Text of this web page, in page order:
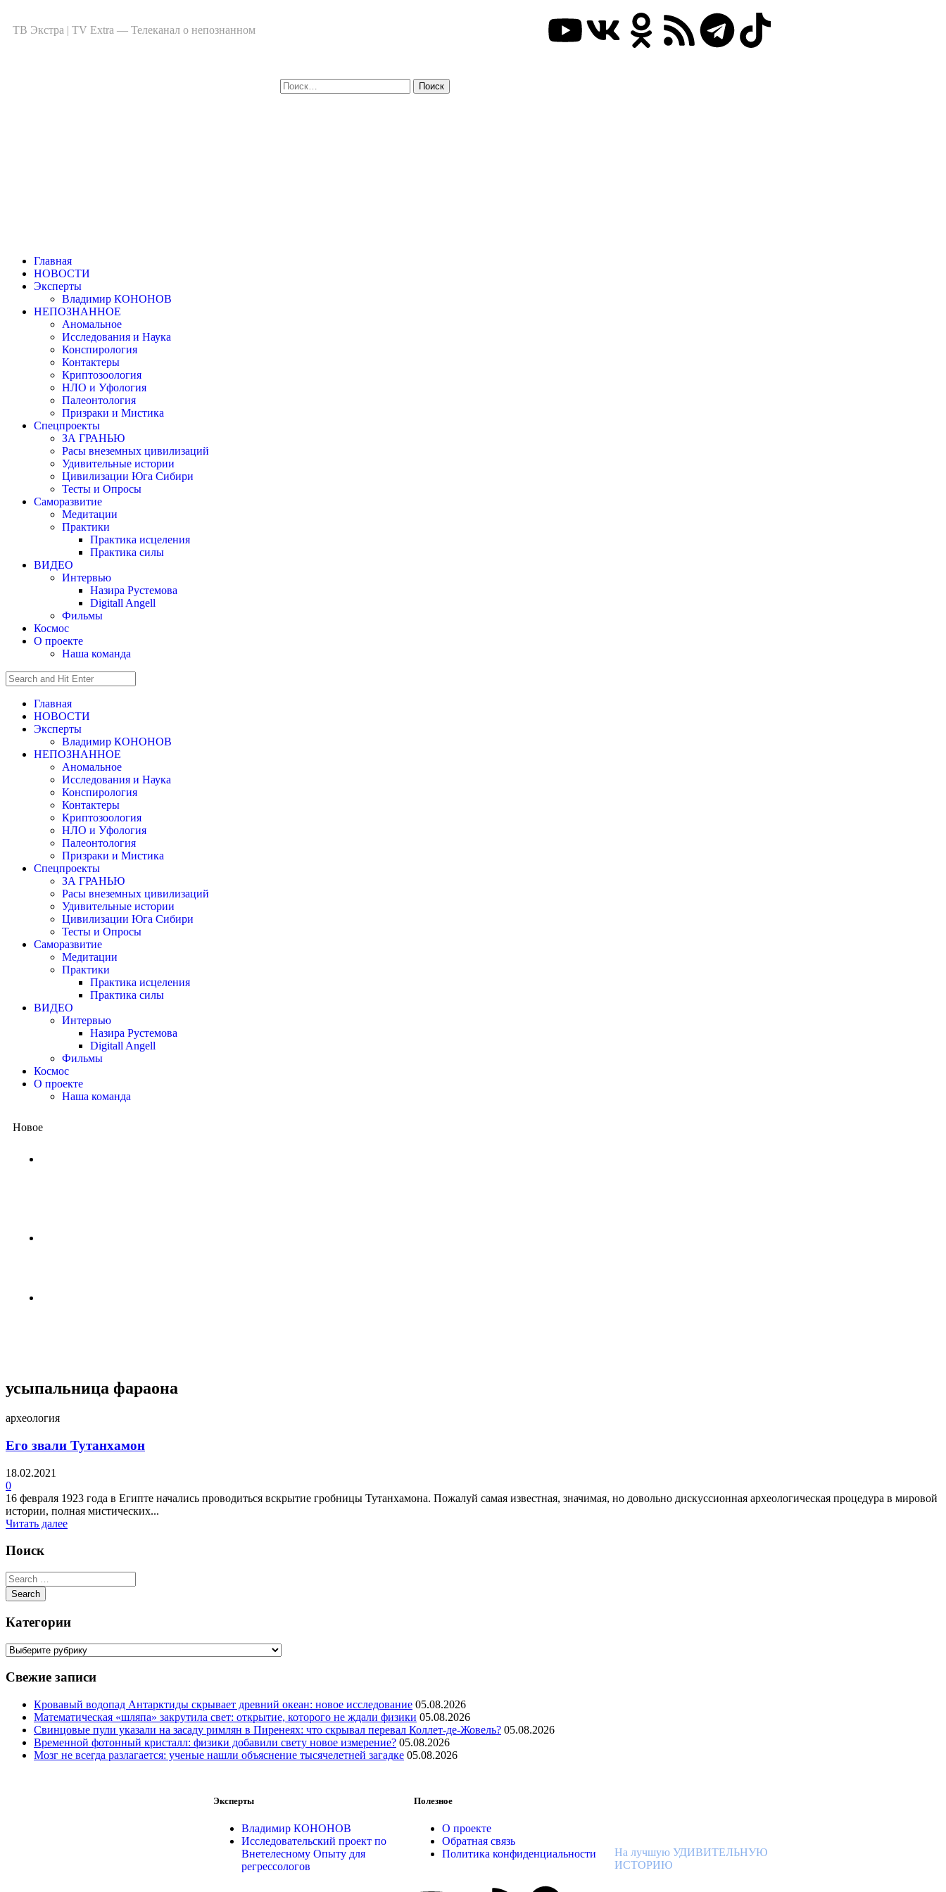
ТВ Экстра | TV Extra — Телеканал о непознанном
Главная
НОВОСТИ
Эксперты
Владимир КОНОНОВ
НЕПОЗНАННОЕ
Аномальное
Исследования и Наука
Конспирология
Контактеры
Криптозоология
НЛО и Уфология
Палеонтология
Призраки и Мистика
Спецпроекты
ЗА ГРАНЬЮ
Расы внеземных цивилизаций
Удивительные истории
Цивилизации Юга Сибири
Тесты и Опросы
Саморазвитие
Медитации
Практики
Практика исцеления
Практика силы
ВИДЕО
Интервью
Назира Рустемова
Digitall Angell
Фильмы
Космос
О проекте
Наша команда
Главная
НОВОСТИ
Эксперты
Владимир КОНОНОВ
НЕПОЗНАННОЕ
Аномальное
Исследования и Наука
Конспирология
Контактеры
Криптозоология
НЛО и Уфология
Палеонтология
Призраки и Мистика
Спецпроекты
ЗА ГРАНЬЮ
Расы внеземных цивилизаций
Удивительные истории
Цивилизации Юга Сибири
Тесты и Опросы
Саморазвитие
Медитации
Практики
Практика исцеления
Практика силы
ВИДЕО
Интервью
Назира Рустемова
Digitall Angell
Фильмы
Космос
О проекте
Наша команда
Новое
усыпальница фараона
археология
Его звали Тутанхамон
18.02.2021
0
16 февраля 1923 года в Египте начались проводиться вскрытие гробницы Тутанхамона. Пожалуй самая известная, значимая, но довольно дискуссионная археологическая процедура в мировой
истории, полная мистических...
Читать далее
Поиск
Категории
Свежие записи
Кровавый водопад Антарктиды скрывает древний океан: новое исследование 05.08.2026
Математическая «шляпа» закрутила свет: открытие, которого не ждали физики 05.08.2026
Свинцовые пули указали на засаду римлян в Пиренеях: что скрывал перевал Коллет-де-Жовель? 05.08.2026
Временной фотонный кристалл: физики добавили свету новое измерение? 05.08.2026
Мозг не всегда разлагается: ученые нашли объяснение тысячелетней загадке 05.08.2026
Эксперты
Владимир КОНОНОВ
Исследовательский проект по
Внетелесному Опыту для
регрессологов
Полезное
О проекте
Обратная связь
Политика конфиденциальности
На лучшую УДИВИТЕЛЬНУЮ
ИСТОРИЮ